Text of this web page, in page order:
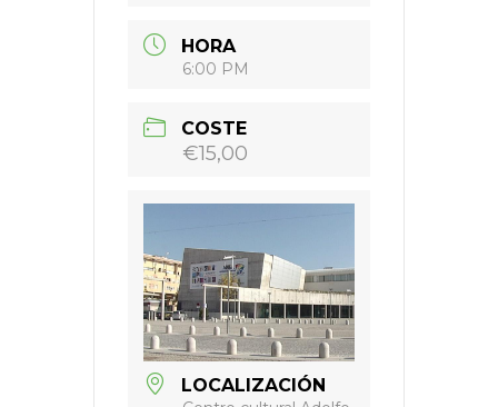
HORA
6:00 PM
COSTE
€15,00
LOCALIZACIÓN